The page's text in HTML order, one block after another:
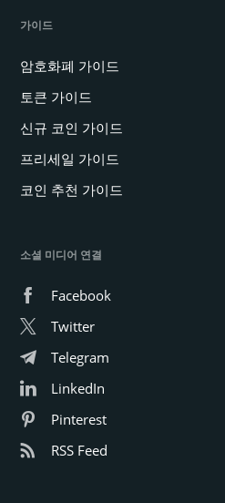
가이드
암호화폐 가이드
토큰 가이드
신규 코인 가이드
프리세일 가이드
코인 추천 가이드
소셜 미디어 연결
Facebook
Twitter
Telegram
LinkedIn
Pinterest
RSS Feed